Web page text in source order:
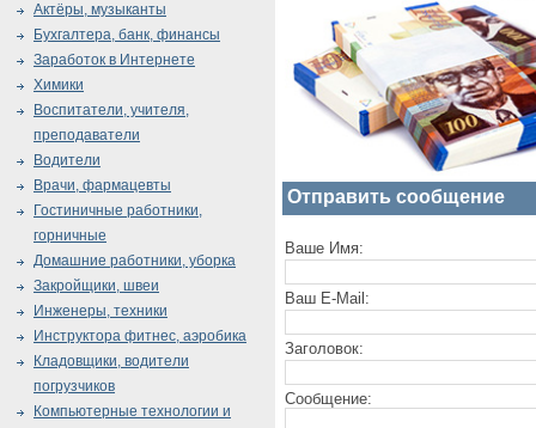
Отправить сообщение
Ваше Имя:
Ваш E-Mail:
Заголовок:
Сообщение:
Актёры, музыканты
Бухгалтера, банк, финансы
Заработок в Интернете
Химики
Воспитатели, учителя,
преподаватели
Водители
Врачи, фармацевты
Гостиничные работники,
горничные
Домашние работники, уборка
Закройщики, швеи
Инженеры, техники
Инструктора фитнес, аэробика
Кладовщики, водители
погрузчиков
Компьютерные технологии и